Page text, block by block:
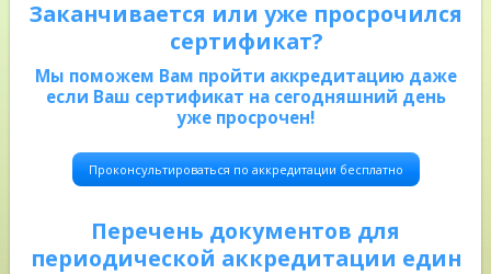
Заканчивается или уже просрочился
сертификат?
Мы поможем Вам пройти аккредитацию даже
если Ваш сертификат на сегодняшний день
уже просрочен!
Проконсультироваться по аккредитации бесплатно
Перечень документов для
периодической аккредитации един